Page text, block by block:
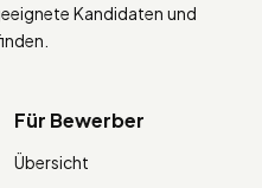
Kandidaten und
Für Bewerber
Übersicht